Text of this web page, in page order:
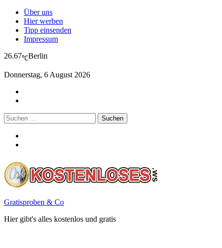
Über uns
Hier werben
Tipp einsenden
Impressum
26.67℃Berlin
Donnerstag, 6 August 2026
Suchen
nach:
Gratisproben & Co
Hier gibt's alles kostenlos und gratis